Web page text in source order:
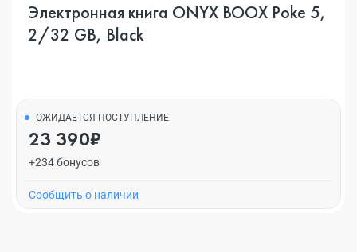
Электронная книга ONYX BOOX Poke 5,
2/32 GB, Black
ОЖИДАЕТСЯ ПОСТУПЛЕНИЕ
23 390₽
+234 бонусов
Cообщить о наличии